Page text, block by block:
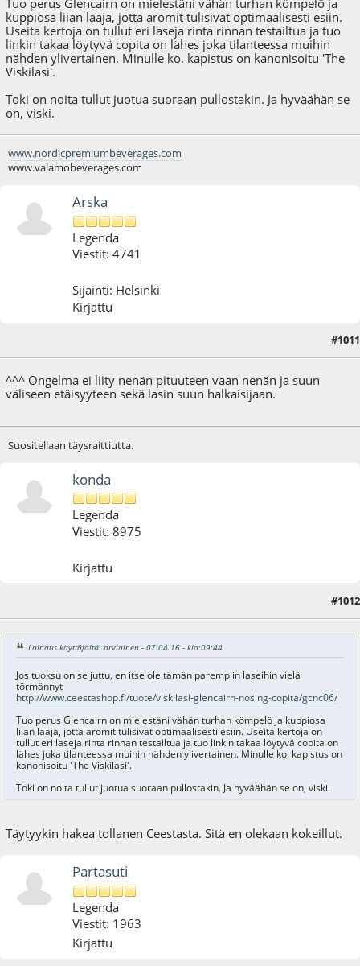
kuppiosa liian laaja, jotta aromit tulisivat optimaalisesti esiin.
Useita kertoja on tullut eri laseja rinta rinnan testailtua ja tuo
linkin takaa löytyvä copita on lähes joka tilanteessa muihin
nähden ylivertainen. Minulle ko. kapistus on kanonisoitu 'The
Viskilasi'.
Toki on noita tullut juotua suoraan pullostakin. Ja hyväähän se
on, viski.
www.nordicpremiumbeverages.com
www.valamobeverages.com
Arska
Legenda
Viestit: 4741
Sijainti: Helsinki
Kirjattu
#1011
^^^ Ongelma ei liity nenän pituuteen vaan nenän ja suun
väliseen etäisyyteen sekä lasin suun halkaisijaan.
Suositellaan täysraittiutta.
konda
Legenda
Viestit: 8975
Kirjattu
#1012
Lainaus käyttäjältä: arviainen - 07.04.16 - klo:09:44
Jos tuoksu on se juttu, en itse ole tämän parempiin laseihin vielä
törmännyt
http://www.ceestashop.fi/tuote/viskilasi-glencairn-nosing-copita/gcnc06/
Tuo perus Glencairn on mielestäni vähän turhan kömpelö ja kuppiosa
liian laaja, jotta aromit tulisivat optimaalisesti esiin. Useita kertoja on
tullut eri laseja rinta rinnan testailtua ja tuo linkin takaa löytyvä copita on
lähes joka tilanteessa muihin nähden ylivertainen. Minulle ko. kapistus on
kanonisoitu 'The Viskilasi'.
Toki on noita tullut juotua suoraan pullostakin. Ja hyväähän se on, viski.
Täytyykin hakea tollanen Ceestasta. Sitä en olekaan kokeillut.
Partasuti
Legenda
Viestit: 1963
Kirjattu